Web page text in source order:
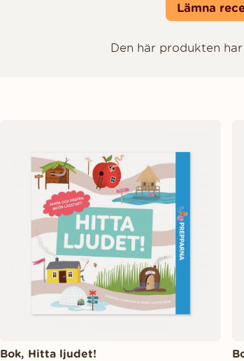
Lämna
Den här produkten
Bok, Hitta ljudet!